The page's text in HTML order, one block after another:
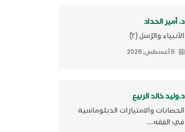
د. أمير الحداد
الأنبياء والرّسل (٢)ّ
5 أغسطس, 2026
د.وليد خالد الربيع
الحصانات والامتيازات الدبلوماسية
في الفقه...